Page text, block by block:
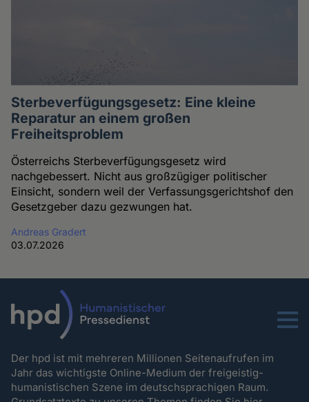
Sterbeverfügungsgesetz: Eine kleine
Reparatur an einem großen
Freiheitsproblem
Österreichs Sterbeverfügungsgesetz wird
nachgebessert. Nicht aus großzügiger politischer
Einsicht, sondern weil der Verfassungsgerichtshof den
Gesetzgeber dazu gezwungen hat.
Andreas Gradert
03.07.2026
Menu
Der hpd ist mit mehreren Millionen Seitenaufrufen im
Jahr das wichtigste Online-Medium der freigeistig-
humanistischen Szene im deutschsprachigen Raum.